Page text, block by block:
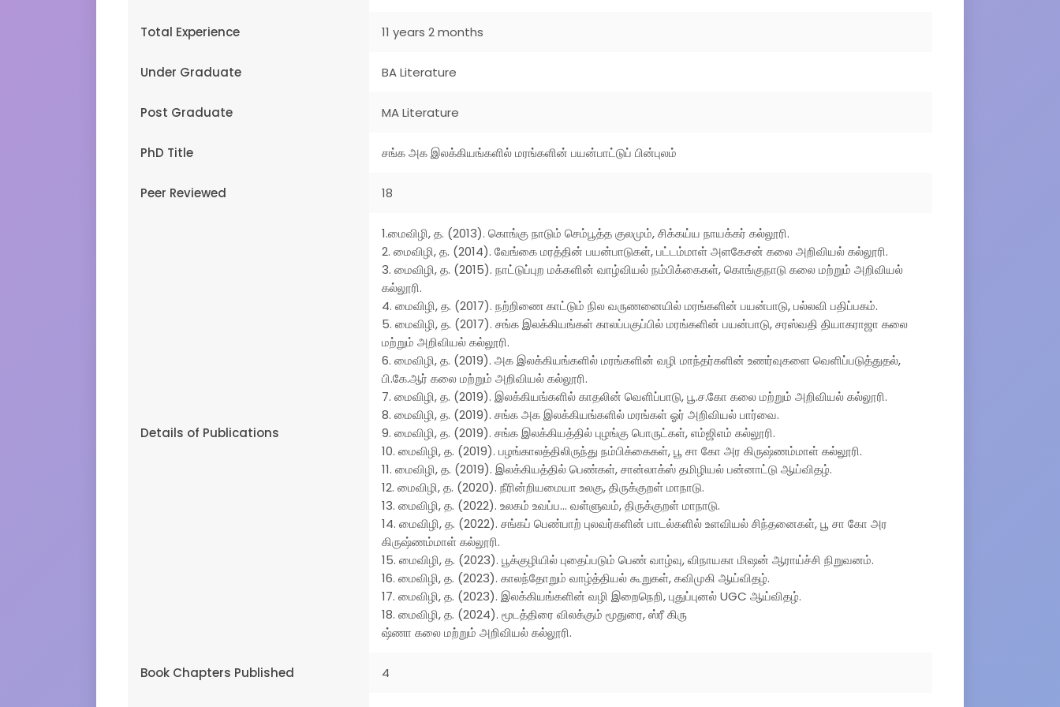
Total Experience 11 years 2 months
Under Graduate BA Literature
Post Graduate MA Literature
PhD Title சங்க அக இலக்கியங்களில் மரங்களின் பயன்பாட்டுப் பின்புலம்
Peer Reviewed 18
Details of Publications
1.மைவிழி, த. (2013). கொங்கு நாடும் செம்பூத்த குலமும், சிக்கய்ய நாயக்கர் கல்லூரி.
2. மைவிழி, த. (2014). வேங்கை மரத்தின் பயன்பாடுகள், பட்டம்மாள் அளகேசன் கலை அறிவியல் கல்லூரி.
3. மைவிழி, த. (2015). நாட்டுப்புற மக்களின் வாழ்வியல் நம்பிக்கைகள், கொங்குநாடு கலை மற்றும் அறிவியல்
கல்லூரி.
4. மைவிழி, த. (2017). நற்றிணை காட்டும் நில வருணனையில் மரங்களின் பயன்பாடு, பல்லவி பதிப்பகம்.
5. மைவிழி, த. (2017). சங்க இலக்கியங்கள் காலப்பகுப்பில் மரங்களின் பயன்பாடு, சரஸ்வதி தியாகராஜா கலை
மற்றும் அறிவியல் கல்லூரி.
6. மைவிழி, த. (2019). அக இலக்கியங்களில் மரங்களின் வழி மாந்தர்களின் உணர்வுகளை வெளிப்படுத்துதல்,
பி.கே.ஆர் கலை மற்றும் அறிவியல் கல்லூரி.
7. மைவிழி, த. (2019). இலக்கியங்களில் காதலின் வெளிப்பாடு, பூ.ச.கோ கலை மற்றும் அறிவியல் கல்லூரி.
8. மைவிழி, த. (2019). சங்க அக இலக்கியங்களில் மரங்கள் ஓர் அறிவியல் பார்வை.
9. மைவிழி, த. (2019). சங்க இலக்கியத்தில் புழங்கு பொருட்கள், எம்ஜிஎம் கல்லூரி.
10. மைவிழி, த. (2019). பழங்காலத்திலிருந்து நம்பிக்கைகள், பூ சா கோ அர கிருஷ்ணம்மாள் கல்லூரி.
11. மைவிழி, த. (2019). இலக்கியத்தில் பெண்கள், சான்லாக்ஸ் தமிழியல் பன்னாட்டு ஆய்விதழ்.
12. மைவிழி, த. (2020). நீரின்றியமையா உலகு, திருக்குறள் மாநாடு.
13. மைவிழி, த. (2022). உலகம் உவப்ப... வள்ளுவம், திருக்குறள் மாநாடு.
14. மைவிழி, த. (2022). சங்கப் பெண்பாற் புலவர்களின் பாடல்களில் உளவியல் சிந்தனைகள், பூ சா கோ அர
கிருஷ்ணம்மாள் கல்லூரி.
15. மைவிழி, த. (2023). பூக்குழியில் புதைப்படும் பெண் வாழ்வு, விநாயகா மிஷன் ஆராய்ச்சி நிறுவனம்.
16. மைவிழி, த. (2023). காலந்தோறும் வாழ்த்தியல் கூறுகள், கவிமுகி ஆய்விதழ்.
17. மைவிழி, த. (2023). இலக்கியங்களின் வழி இறைநெறி, புதுப்புனல் UGC ஆய்விதழ்.
18. மைவிழி, த. (2024). மூடத்திரை விலக்கும் மூதுரை, ஸ்ரீ கிரு
ஷ்ணா கலை மற்றும் அறிவியல் கல்லூரி.
Book Chapters Published 4